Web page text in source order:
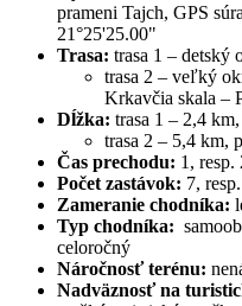
prameni Tajch, GPS
21°25'25.00"
Trasa: trasa 1 – detský
trasa 2 – veľký
Krkavčia skala –
Dĺžka: trasa 1 – 2,4
trasa 2 – 5,4 km,
Čas prechodu: 1, resp.
Počet zastávok: 7,
Zameranie chodníka:
Typ chodníka:
celoročný
Náročnosť terénu:
Nadväznosť na